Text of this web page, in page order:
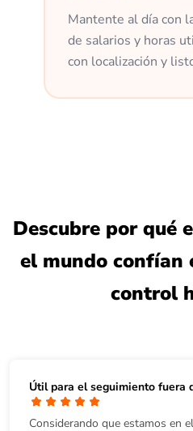
Mantente al día con
de salarios y horas
con localización y
Descubre por qué
el mundo confían
control
Útil para el seguimiento fuera
Considerando que estamos en